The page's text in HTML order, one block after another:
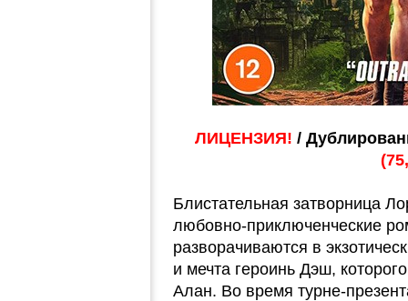
ЛИЦЕНЗИЯ! /
Блистательная затворница
любовно-приключенческие
разворачиваются в
и мечта героинь Дэш,
Алан. Во время турне-